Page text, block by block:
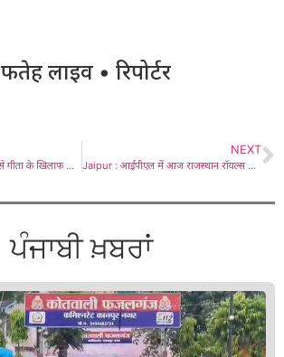
फतेह लाइव • रिपोर्टर
Jamshedpur : सिंहभूम से गीता के खिलाफ झामुमो ने जोबा को उतारा, राजमहल में विजय हांसदा
NEXT
Jaipur : आईपीएल में आज राजस्थान रॉयल्स का मुकाबला गुजरात टाइटंस से
ਪੰਜਾਬੀ ਖ਼ਬਰਾਂ